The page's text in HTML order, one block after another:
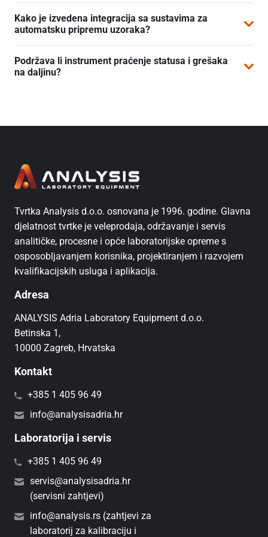
izvještavanje. Softver je licenciran i može sadržavati
module za statistiku, sigurnost i Thermo Scientific™
audit™.
Chromatography data system (CDS) je idealno rješenje.
(npr. sustava, injektora), mijenjati kromatografske kolone
redovne servisne preglede. Nudimo periodični OQ/PQ,
čišćenje ionskih izvora, regeneraciju pumpi i sl.
Kako je izvedena integracija sa sustavima za
automatsku pripremu uzoraka?
automatsku pripremu (autosampleri, roboti,
Podržava li instrument praćenje statusa i grešaka
na daljinu?
ili servisa na daljinu (engl.remote diagnostics).
Tvrtka Analysis d.o.o. osnovana je 1996. godine. Glavna
djelatnost tvrtke je veleprodaja, održavanje i servis
analitičke, procesne i opće laboratorijske opreme s
osposobljavanjem korisnika, projektiranjem i razvojem
kvalifikacijskih usluga i aplikacija.
Adresa
ANALYSIS Adria Laboratory Equipment d.o.o.
Betinska 1,
10000 Zagreb, Hrvatska
Kontakt
+385 1 405 96 49
info@analysisadria.hr
Laboratorija i servis
+385 1 405 96 49
servis@analysisadria.hr
(servisni zahtjevi)
info@analysis.rs (zahtjevi za
laboratorij za kalibraciju i